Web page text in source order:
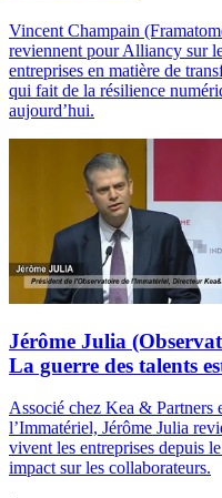
Vincent Champain
reviennent pour Alliancy sur
entreprises en matière de
qui fait de la résilience
aujourd’hui.
Jérôme Julia
La guerre des talents
Associé chez Kea & Partners
l’Immatériel, Jérôme Julia
vivent les entreprises depuis
impact sur les collaborateurs.